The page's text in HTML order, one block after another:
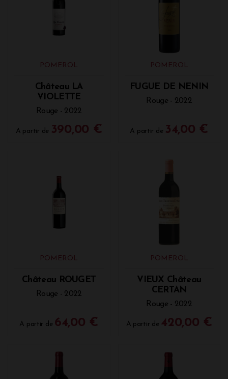
POMEROL
Château LA
VIOLETTE
Rouge - 2022
A partir de 390,00 €
POMEROL
FUGUE DE NENIN
Rouge - 2022
A partir de 34,00 €
POMEROL
Château ROUGET
Rouge - 2022
A partir de 64,00 €
POMEROL
VIEUX Château
CERTAN
Rouge - 2022
A partir de 420,00 €